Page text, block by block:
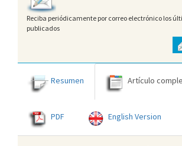
Reciba periódicamente por correo electrónico los
publicados
Resumen Artículo
PDF English Version